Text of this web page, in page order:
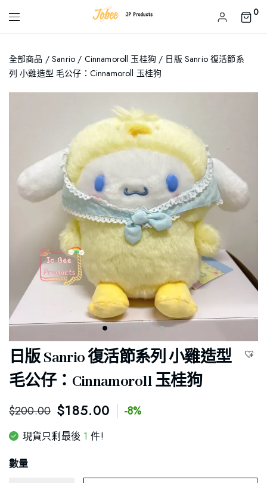
0
全部商品 /Sanrio / Cinnamoroll 玉桂狗 / 日版 Sanrio 復活節系
列 小雞造型 毛公仔：Cinnamoroll 玉桂狗
日版 Sanrio 復活節系列 小雞造型
毛公仔：Cinnamoroll 玉桂狗
$200.00 $185.00 -8%
現貨只剩最後 1 件!
數量